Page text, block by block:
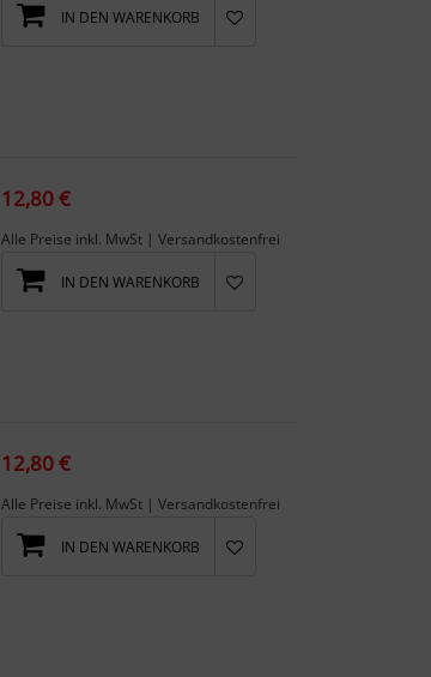
IN DEN WARENKORB
12,80 €
Alle Preise inkl. MwSt | Versandkostenfrei
IN DEN WARENKORB
12,80 €
Alle Preise inkl. MwSt | Versandkostenfrei
IN DEN WARENKORB